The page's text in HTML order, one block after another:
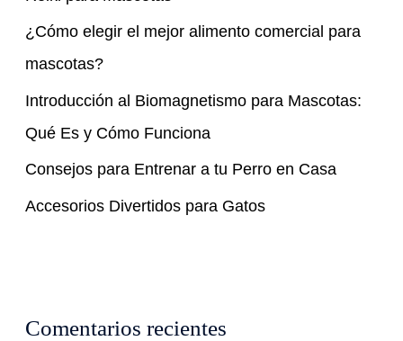
o
r
:
¿Cómo elegir el mejor alimento comercial para
mascotas?
Introducción al Biomagnetismo para Mascotas:
Qué Es y Cómo Funciona
Consejos para Entrenar a tu Perro en Casa
Accesorios Divertidos para Gatos
Comentarios recientes